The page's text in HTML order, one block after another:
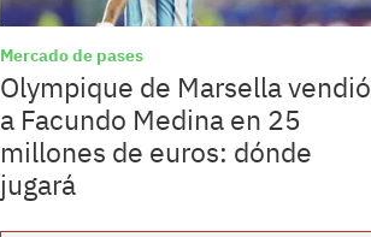
Mercado de pases
Olympique de Marsella vendió
a Facundo Medina en 25
millones de euros: dónde
jugará